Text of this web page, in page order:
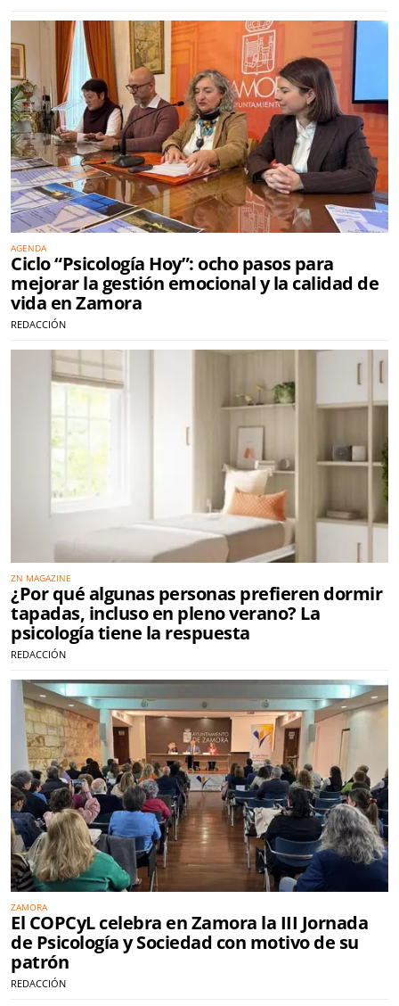
AGENDA
Ciclo “Psicología Hoy”: ocho pasos para
mejorar la gestión emocional y la calidad de
vida en Zamora
REDACCIÓN
ZN MAGAZINE
¿Por qué algunas personas prefieren dormir
tapadas, incluso en pleno verano? La
psicología tiene la respuesta
REDACCIÓN
ZAMORA
El COPCyL celebra en Zamora la III Jornada
de Psicología y Sociedad con motivo de su
patrón
REDACCIÓN